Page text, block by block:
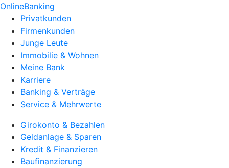
OnlineBanking
Privatkunden
Firmenkunden
Junge Leute
Immobilie & Wohnen
Meine Bank
Karriere
Banking & Verträge
Service & Mehrwerte
Girokonto & Bezahlen
Geldanlage & Sparen
Kredit & Finanzieren
Baufinanzierung